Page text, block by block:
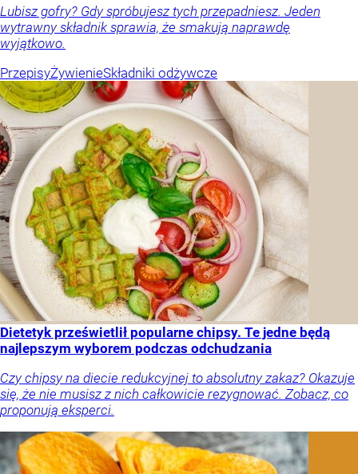
Lubisz gofry? Gdy spróbujesz tych przepadniesz. Jeden
wytrawny składnik sprawia, że smakują naprawdę
wyjątkowo.
PrzepisyŻywienieSkładniki odżywcze
Dietetyk prześwietlił popularne chipsy. Te jedne będą
najlepszym wyborem podczas odchudzania
Czy chipsy na diecie redukcyjnej to absolutny zakaz? Okazuje
się, że nie musisz z nich całkowicie rezygnować. Zobacz, co
proponują eksperci.